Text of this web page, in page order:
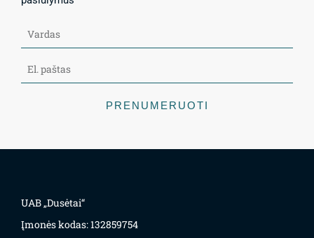
PRENUMERUOTI
UAB „Dusėtai“
Įmonės kodas: 132859754